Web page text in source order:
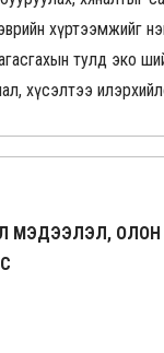
хүртээмжийг
тулд эко
хүсэлтээ
МЭДЭЭЛЭЛ, ОЛОН